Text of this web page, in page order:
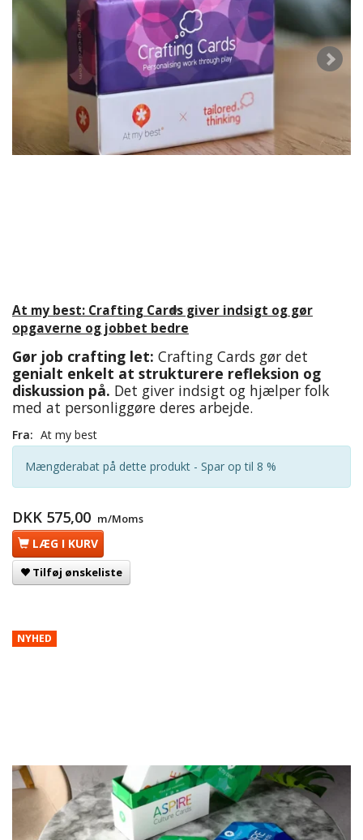
At my best: Crafting Cards giver indsigt og gør
opgaverne og jobbet bedre
Gør job crafting let: Crafting Cards gør det
genialt enkelt at strukturere refleksion og
diskussion på. Det giver indsigt og hjælper folk
med at personliggøre deres arbejde.
Fra: At my best
Mængderabat på dette produkt - Spar op til 8 %
DKK 575,00 m/Moms
LÆG I KURV
Tilføj ønskeliste
NYHED